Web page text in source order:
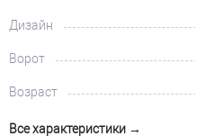
Дизайн
Ворот
Возраст
Все характеристики →